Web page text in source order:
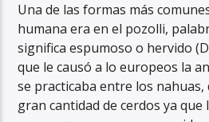
Una de las formas más
humana era en el pozolli,
significa espumoso o hervido
que le causó a lo europeos la
se practicaba entre los
gran cantidad de cerdos ya que